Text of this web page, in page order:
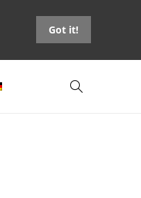
Got it!